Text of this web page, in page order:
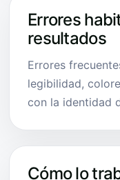
Errores
resultados
Errores
legibilidad,
con la identidad
Cómo lo